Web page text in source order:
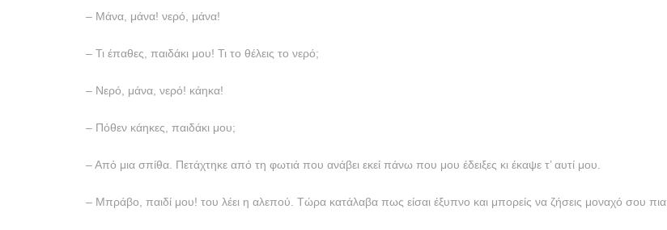
– Μάνα, μάνα! νερό, μάνα!
– Τι έπαθες, παιδάκι μου! Τι το θέλεις το νερό;
– Νερό, μάνα, νερό! κάηκα!
– Πόθεν κάηκες, παιδάκι μου;
– Από μια σπίθα. Πετάχτηκε από τη φωτιά που ανάβει εκεί πάνω που μου έδειξες κι έκαψε τ’ αυτί μου.
– Μπράβο, παιδί μου! του λέει η αλεπού. Τώρα κατάλαβα πως είσαι έξυπνο και μπορείς να ζήσεις μοναχό σου πια.